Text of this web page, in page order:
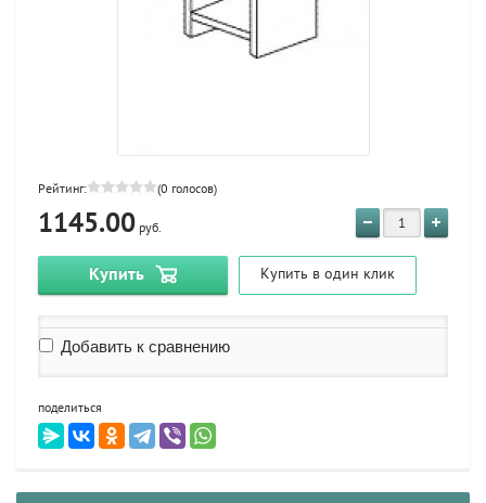
Рейтинг: (0 голосов)
1145.00 руб.
Купить Купить в один клик
Добавить к сравнению
поделиться